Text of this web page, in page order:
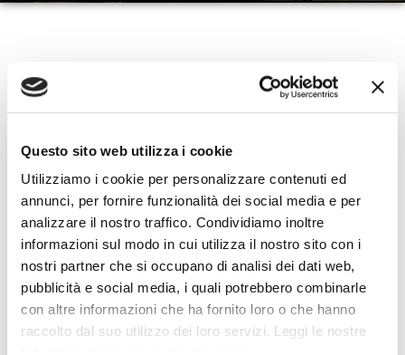
Questo sito web utilizza i cookie
Utilizziamo i cookie per personalizzare contenuti ed
annunci, per fornire funzionalità dei social media e per
analizzare il nostro traffico. Condividiamo inoltre
informazioni sul modo in cui utilizza il nostro sito con i
nostri partner che si occupano di analisi dei dati web,
pubblicità e social media, i quali potrebbero combinarle
con altre informazioni che ha fornito loro o che hanno
raccolto dal suo utilizzo dei loro servizi. Leggi le nostre
HELPCONSUMATORI -
Marcia indietro
europea sui pesticidi,
MC: un danno alla
salute
Rassegna stampa MC 09 Febbraio 2024